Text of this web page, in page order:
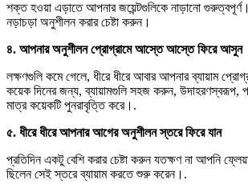
শক্ত হওয়া এড়াতে আপনার জয়েন্টগুলিকে নাড়ানো
নড়াচড়া অনুশীলন করার চেষ্টা করুন।
৪. আপনার অনুশীলন প্রোগ্রামে আস্তে আস্তে ফিরে আসুন
লক্ষণগুলি কমে গেলে, ধীরে ধীরে আবার আপনার ব্যায়াম
কয়েক দিনের জন্য, ব্যায়ামগুলি সহজ করুন, উদাহরণস্বরূপ,
মাত্র কয়েকটি পুনরাবৃত্তি করে।.
৫. ধীরে ধীরে আপনার আগের অনুশীলন স্তরে ফিরে যান
প্রতিদিন একটু বেশি করার চেষ্টা করুন যতক্ষণ না আপনি
ছিলেন সেই স্তরে ব্যায়াম করতে শুরু করেন।.